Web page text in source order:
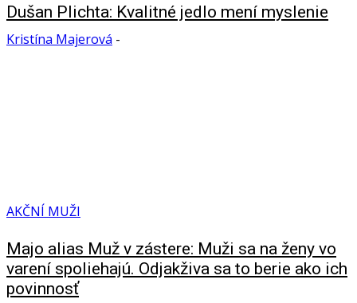
Dušan Plichta: Kvalitné jedlo mení myslenie
Kristína Majerová -
AKČNÍ MUŽI
Majo alias Muž v zástere: Muži sa na ženy vo
varení spoliehajú. Odjakživa sa to berie ako ich
povinnosť